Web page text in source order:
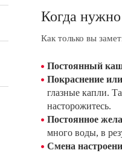
Когда нужно
Как только вы
Постоянный
Покраснение
глазные капли.
насторожитесь.
Постоянное
много воды, в
Смена